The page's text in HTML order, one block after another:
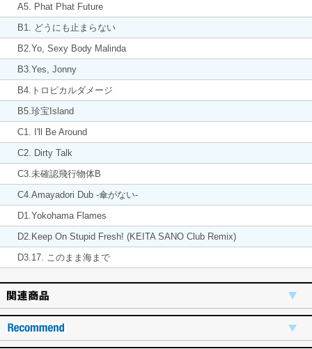
A5. Phat Phat Future
B1. どうにも止まらない
B2.Yo, Sexy Body Malinda
B3.Yes, Jonny
B4.トロピカルダメージ
B5.珍宝Island
C1. I'll Be Around
C2. Dirty Talk
C3.未確認飛行物体B
C4.Amayadori Dub -傘がない-
D1.Yokohama Flames
D2.Keep On Stupid Fresh! (KEITA SANO Club Remix)
D3.17. このまま海まで